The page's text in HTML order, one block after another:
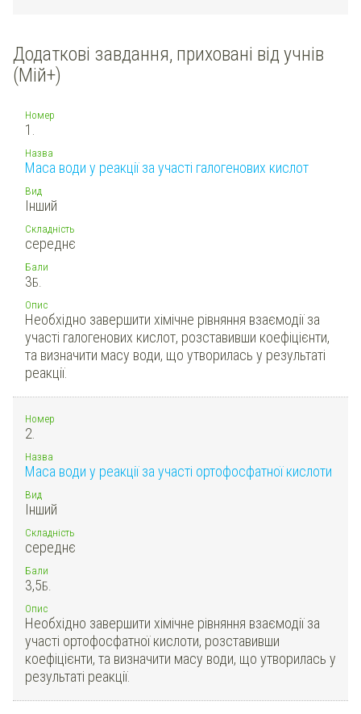
Додаткові завдання, приховані від учнів
(Мій+)
Номер
1.
Назва
Маса води у реакції за участі галогенових кислот
Вид
Інший
Складність
середнє
Бали
3Б.
Опис
Необхідно завершити хімічне рівняння взаємодії за
участі галогенових кислот, розставивши коефіцієнти,
та визначити масу води, що утворилась у результаті
реакції.
Номер
2.
Назва
Маса води у реакції за участі ортофосфатної кислоти
Вид
Інший
Складність
середнє
Бали
3,5Б.
Опис
Необхідно завершити хімічне рівняння взаємодії за
участі ортофосфатної кислоти, розставивши
коефіцієнти, та визначити масу води, що утворилась у
результаті реакції.